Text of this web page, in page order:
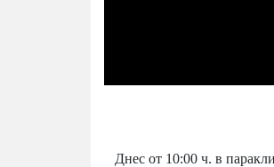
Днес от 10:00 ч. в